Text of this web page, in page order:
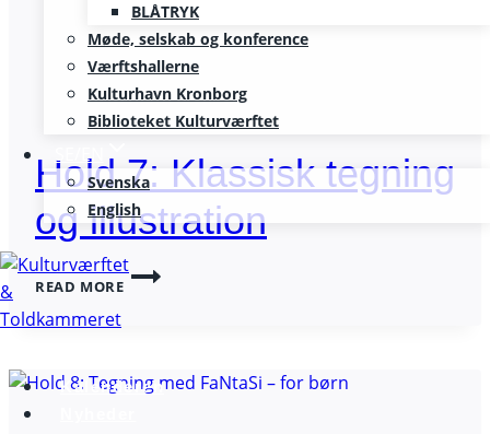
BLÅTRYK
Møde, selskab og konference
Værftshallerne
Kulturhavn Kronborg
Biblioteket Kulturværftet
SE/EN
Svenska
English
Kalenderen
Hold 7: Klassisk tegning
og illustration
READ MORE
HOLD
7:
ILLUSTRATION